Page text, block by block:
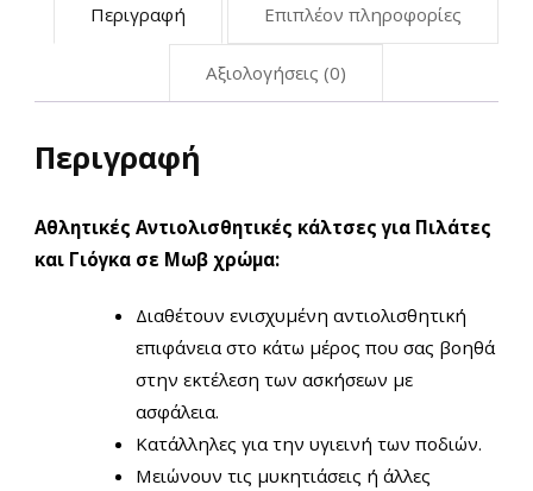
Περιγραφή Επιπλέον πληροφορίες
Αξιολογήσεις (0)
Περιγραφή
Αθλητικές Αντιολισθητικές κάλτσες για Πιλάτες
και Γιόγκα σε Μωβ χρώμα:
Διαθέτουν ενισχυμένη αντιολισθητική
επιφάνεια στο κάτω μέρος που σας βοηθά
στην εκτέλεση των ασκήσεων με
ασφάλεια.
Κατάλληλες για την υγιεινή των ποδιών.
Μειώνουν τις μυκητιάσεις ή άλλες